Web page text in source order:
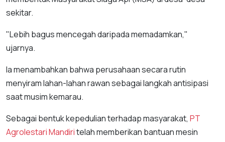
sekitar.
"Lebih bagus mencegah daripada memadamkan,"
ujarnya.
Ia menambahkan bahwa perusahaan secara rutin
menyiram lahan-lahan rawan sebagai langkah antisipasi
saat musim kemarau.
Sebagai bentuk kepedulian terhadap masyarakat, PT
Agrolestari Mandiritelah memberikan bantuan mesin